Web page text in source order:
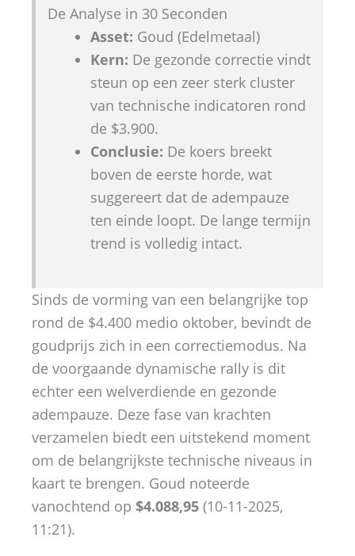
De Analyse in 30 Seconden
Asset: Goud (Edelmetaal)
Kern: De gezonde correctie vindt
steun op een zeer sterk cluster
van technische indicatoren rond
de $3.900.
Conclusie: De koers breekt
boven de eerste horde, wat
suggereert dat de adempauze
ten einde loopt. De lange termijn
trend is volledig intact.
Sinds de vorming van een belangrijke top
rond de $4.400 medio oktober, bevindt de
goudprijs zich in een correctiemodus. Na
de voorgaande dynamische rally is dit
echter een welverdiende en gezonde
adempauze. Deze fase van krachten
verzamelen biedt een uitstekend moment
om de belangrijkste technische niveaus in
kaart te brengen. Goud noteerde
vanochtend op $4.088,95 (10-11-2025,
11:21).